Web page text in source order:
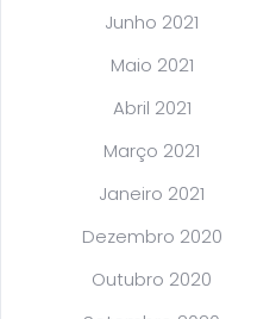
Junho 2021
Maio 2021
Abril 2021
Março 2021
Janeiro 2021
Dezembro 2020
Outubro 2020